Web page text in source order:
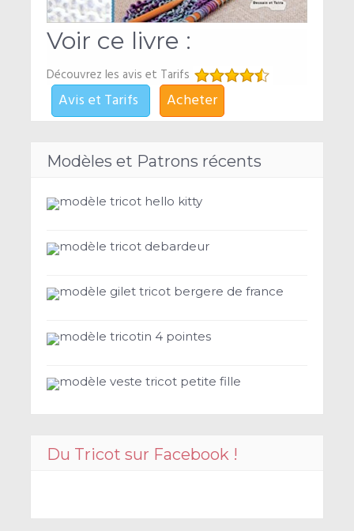
Voir ce livre :
Découvrez les avis et Tarifs
Acheter
Avis et Tarifs
Modèles et Patrons récents
modèle tricot hello kitty
modèle tricot debardeur
modèle gilet tricot bergere de france
modèle tricotin 4 pointes
modèle veste tricot petite fille
Du Tricot sur Facebook !